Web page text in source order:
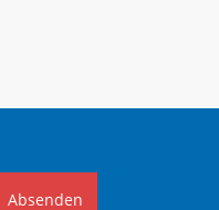
Absenden